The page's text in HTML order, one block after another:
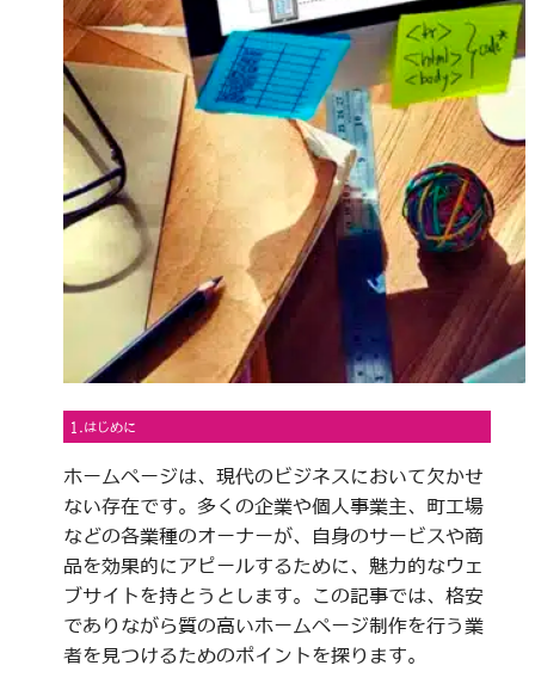
1.はじめに
ホームページは、現代のビジネスにおいて欠かせ
ない存在です。多くの企業や個人事業主、町工場
などの各業種のオーナーが、自身のサービスや商
品を効果的にアピールするために、魅力的なウェ
ブサイトを持とうとします。この記事では、格安
でありながら質の高いホームページ制作を行う業
者を見つけるためのポイントを探ります。